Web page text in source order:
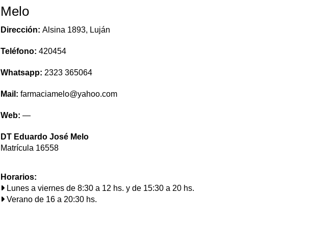
Melo
Dirección: Alsina 1893, Luján
Teléfono: 420454
Whatsapp: 2323 365064
Mail: farmaciamelo@yahoo.com
Web: —
DT Eduardo José Melo
Matrícula 16558
Horarios:
Lunes a viernes de 8:30 a 12 hs. y de 15:30 a 20 hs.
Verano de 16 a 20:30 hs.